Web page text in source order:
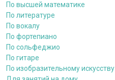
По высшей математике
По литературе
По вокалу
По фортепиано
По сольфеджио
По гитаре
По изобразительному искусству